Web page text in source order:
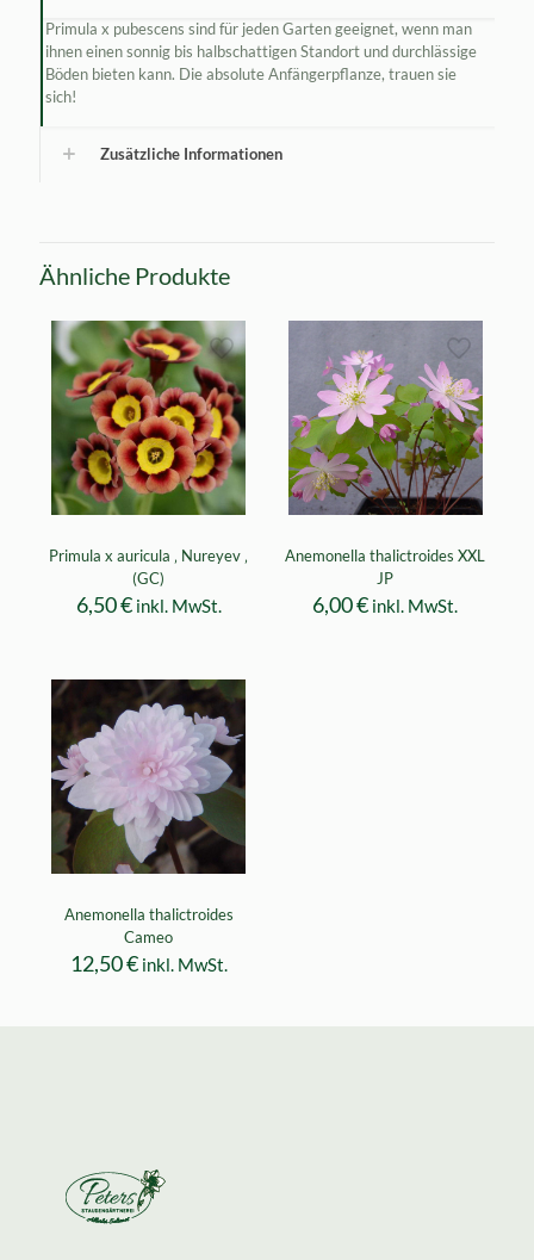
Primula x pubescens sind für jeden Garten geeignet, wenn man
ihnen einen sonnig bis halbschattigen Standort und durchlässige
Böden bieten kann. Die absolute Anfängerpflanze, trauen sie
sich!
Zusätzliche Informationen
Ähnliche Produkte
Primula x auricula ‚ Nureyev ‚
(GC)
6,50€ inkl. MwSt.
Anemonella thalictroides XXL
JP
6,00€ inkl. MwSt.
Anemonella thalictroides
Cameo
12,50€ inkl. MwSt.